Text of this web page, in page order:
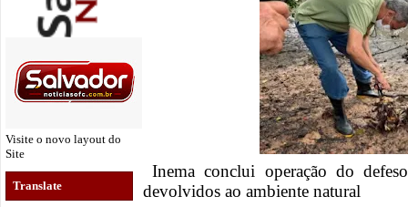
Visite o novo layout do
Site
Translate
Inema conclui operação do
devolvidos ao ambiente natural